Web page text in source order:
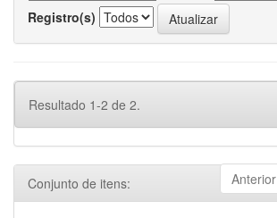
Registro(s)
Resultado 1-2 de 2.
Anterior
Conjunto de itens: